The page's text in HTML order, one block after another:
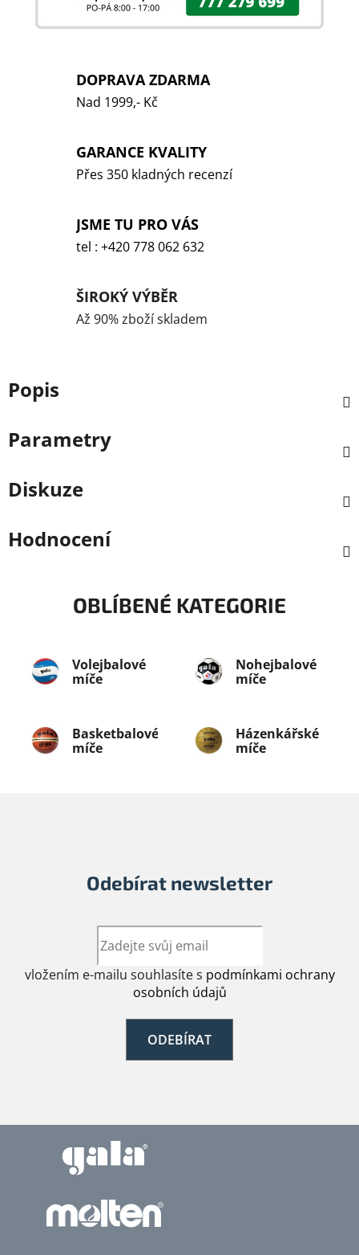
DOPRAVA ZDARMA
Nad 1999,- Kč
GARANCE KVALITY
Přes 350 kladných recenzí
JSME TU PRO VÁS
tel : +420 778 062 632
ŠIROKÝ VÝBĚR
Až 90% zboží skladem
Popis
Parametry
Diskuze
Hodnocení
OBLÍBENÉ KATEGORIE
Volejbalové
míče
Nohejbalové
míče
Basketbalové
míče
Házenkářské
míče
Odebírat newsletter
vložením e-mailu souhlasíte s podmínkami ochrany
osobních údajů
ODEBÍRAT